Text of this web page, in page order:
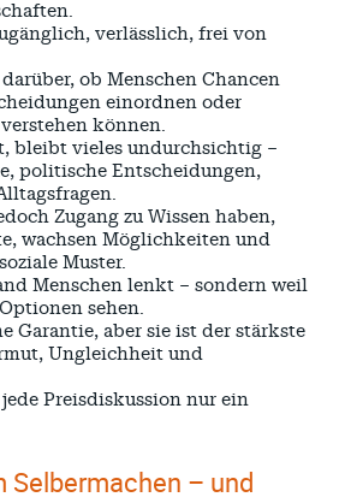
verlässlich, frei von
ob Menschen Chancen
einordnen oder
können.
bleibt vieles undurchsichtig –
politische Entscheidungen,
Zugang zu Wissen haben,
wachsen Möglichkeiten und
Muster.
Menschen lenkt – sondern weil
sehen.
Garantie, aber sie ist der stärkste
Ungleichheit und
Preisdiskussion nur ein
Selbermachen – und